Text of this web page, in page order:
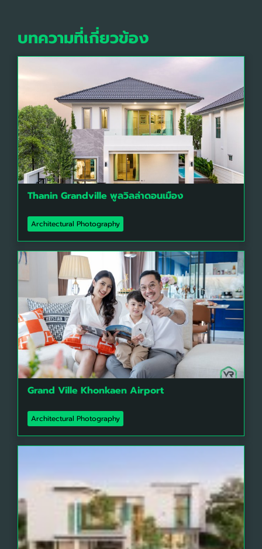
บทความที่เกี่ยวข้อง
Thanin Grandville พูลวิลล่าดอนเมือง
Architectural Photography
Grand Ville Khonkaen Airport
Architectural Photography